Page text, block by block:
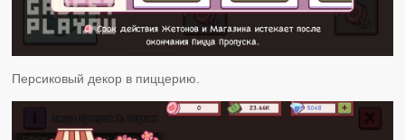
Персиковый декор в пиццерию.